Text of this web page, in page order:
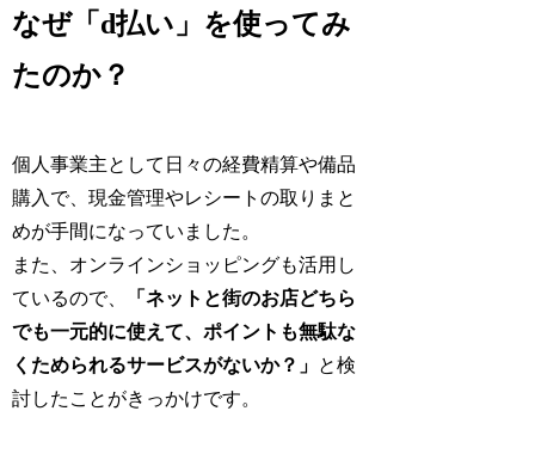
なぜ「d払い」を使ってみ
たのか？
個人事業主として日々の経費精算や備品
購入で、現金管理やレシートの取りまと
めが手間になっていました。
また、オンラインショッピングも活用し
ているので、
「ネットと街のお店どちら
でも一元的に使えて、ポイントも無駄な
くためられるサービスがないか？」 と検
討したことがきっかけです。